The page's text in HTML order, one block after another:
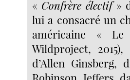
« Confrère électif»
lui a consacré un
américaine «
Wildproject,
d’Allen Ginsberg,